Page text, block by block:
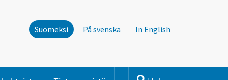
Suomeksi På svenska In English